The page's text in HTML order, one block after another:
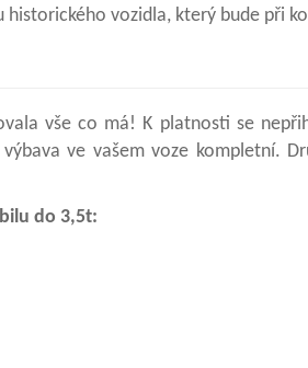
historického vozidla, který bude při
vše co má! K platnosti se
ve vašem voze kompletní.
do 3,5t: